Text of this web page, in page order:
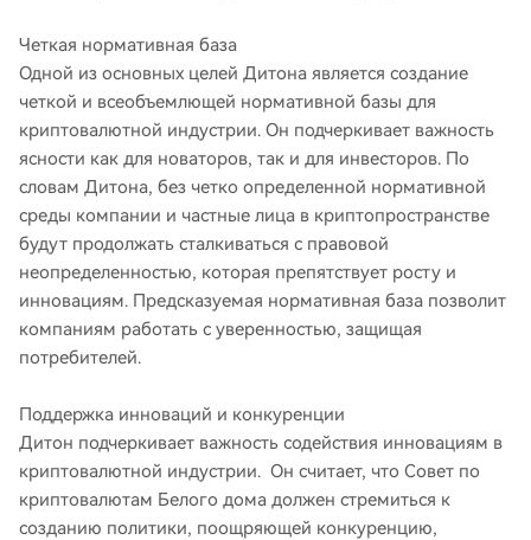
Четкая нормативная база
Одной из основных целей Дитона является создание
четкой и всеобъемлющей нормативной базы для
криптовалютной индустрии. Он подчеркивает важность
ясности как для новаторов, так и для инвесторов. По
словам Дитона, без четко определенной нормативной
среды компании и частные лица в криптопространстве
будут продолжать сталкиваться с правовой
неопределенностью, которая препятствует росту и
инновациям. Предсказуемая нормативная база позволит
компаниям работать с уверенностью, защищая
потребителей.
Поддержка инноваций и конкуренции
Дитон подчеркивает важность содействия инновациям в
криптовалютной индустрии. Он считает, что Совет по
криптовалютам Белого дома должен стремиться к
созданию политики, поощряющей конкуренцию,